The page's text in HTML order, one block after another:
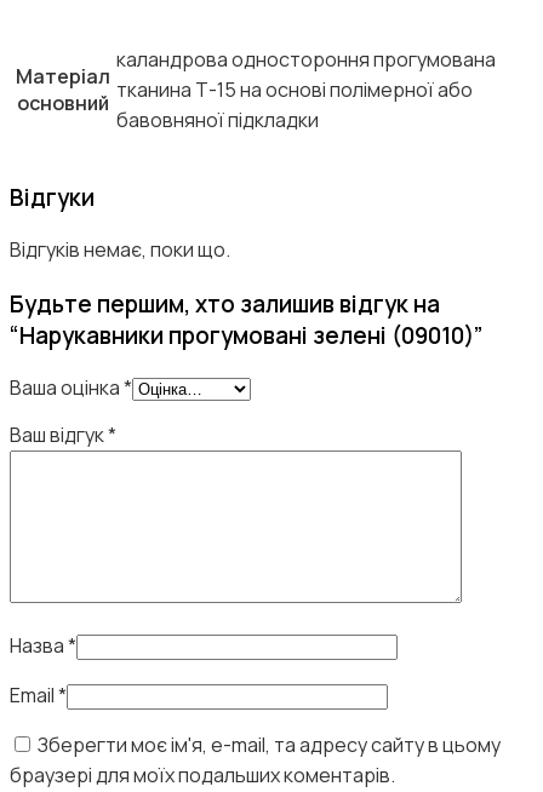
Матеріал
основний
каландрова одностороння прогумована
тканина Т-15 на основі полімерної або
бавовняної підкладки
Відгуки
Відгуків немає, поки що.
Будьте першим, хто залишив відгук на
“Нарукавники прогумовані зелені (09010)”
Ваша оцінка*
Ваш відгук*
Назва*
Email*
Зберегти моє ім'я, e-mail, та адресу сайту в цьому
браузері для моїх подальших коментарів.